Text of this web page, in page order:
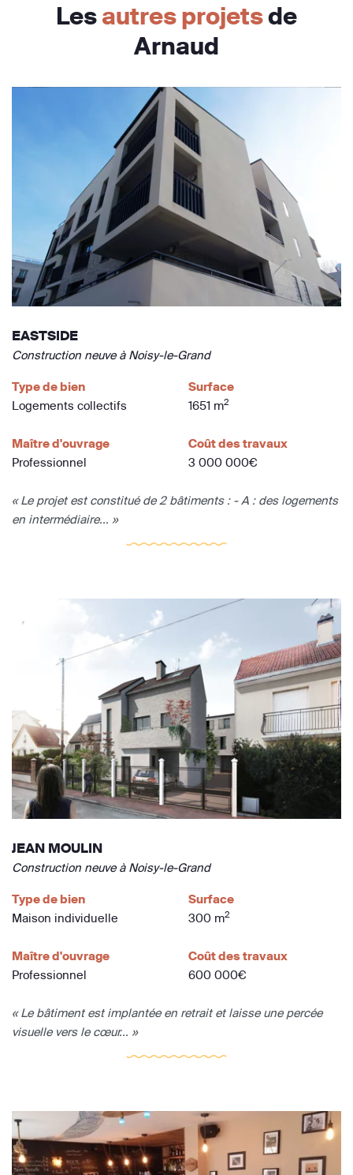
Lesautres projetsde
Arnaud
EASTSIDE
Construction neuve à Noisy-le-Grand
Type de bien
Logements collectifs
Surface
1651 m2
Maître d'ouvrage
Professionnel
Coût des travaux
3 000 000€
« Le projet est constitué de 2 bâtiments : - A : des logements
en intermédiaire... »
JEAN MOULIN
Construction neuve à Noisy-le-Grand
Type de bien
Maison individuelle
Surface
300 m2
Maître d'ouvrage
Professionnel
Coût des travaux
600 000€
« Le bâtiment est implantée en retrait et laisse une percée
visuelle vers le cœur... »